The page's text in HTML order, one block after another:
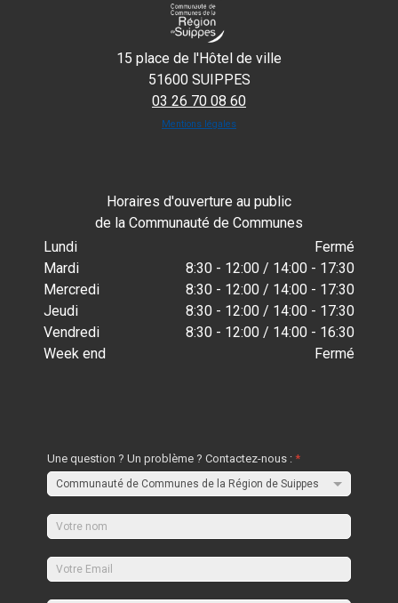
15 place de l'Hôtel de ville
51600 SUIPPES
03 26 70 08 60
Mentions légales
Horaires d'ouverture au public
de la Communauté de Communes
Lundi
Fermé
Mardi
8:30 - 12:00 / 14:00 - 17:30
Mercredi
8:30 - 12:00 / 14:00 - 17:30
Jeudi
8:30 - 12:00 / 14:00 - 17:30
Vendredi
8:30 - 12:00 / 14:00 - 16:30
Week end
Fermé
Une question ? Un problème ? Contactez-nous :*